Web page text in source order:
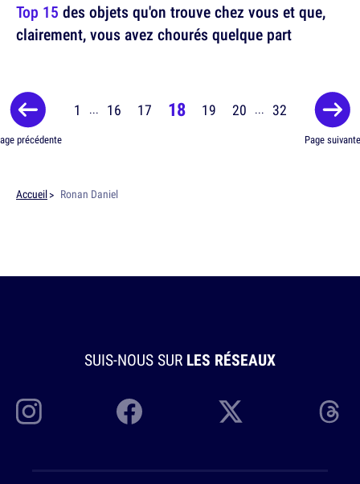
Top 15 des objets qu'on trouve chez vous et que,
clairement, vous avez chourés quelque part
précédente
1 ... 16 17 18 19 20 ... 32
Page suivante
Accueil Ronan Daniel
SUIS-NOUS SUR LES RÉSEAUX